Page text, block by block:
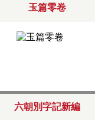
玉篇零卷
六朝別字記新編